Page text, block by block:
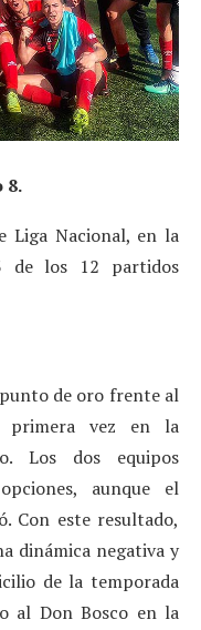
8.
Liga Nacional, en la
de los 12 partidos
de oro frente al
primera vez en la
Los dos equipos
aunque el
Con este resultado,
dinámica negativa y
de la temporada
al Don Bosco en la